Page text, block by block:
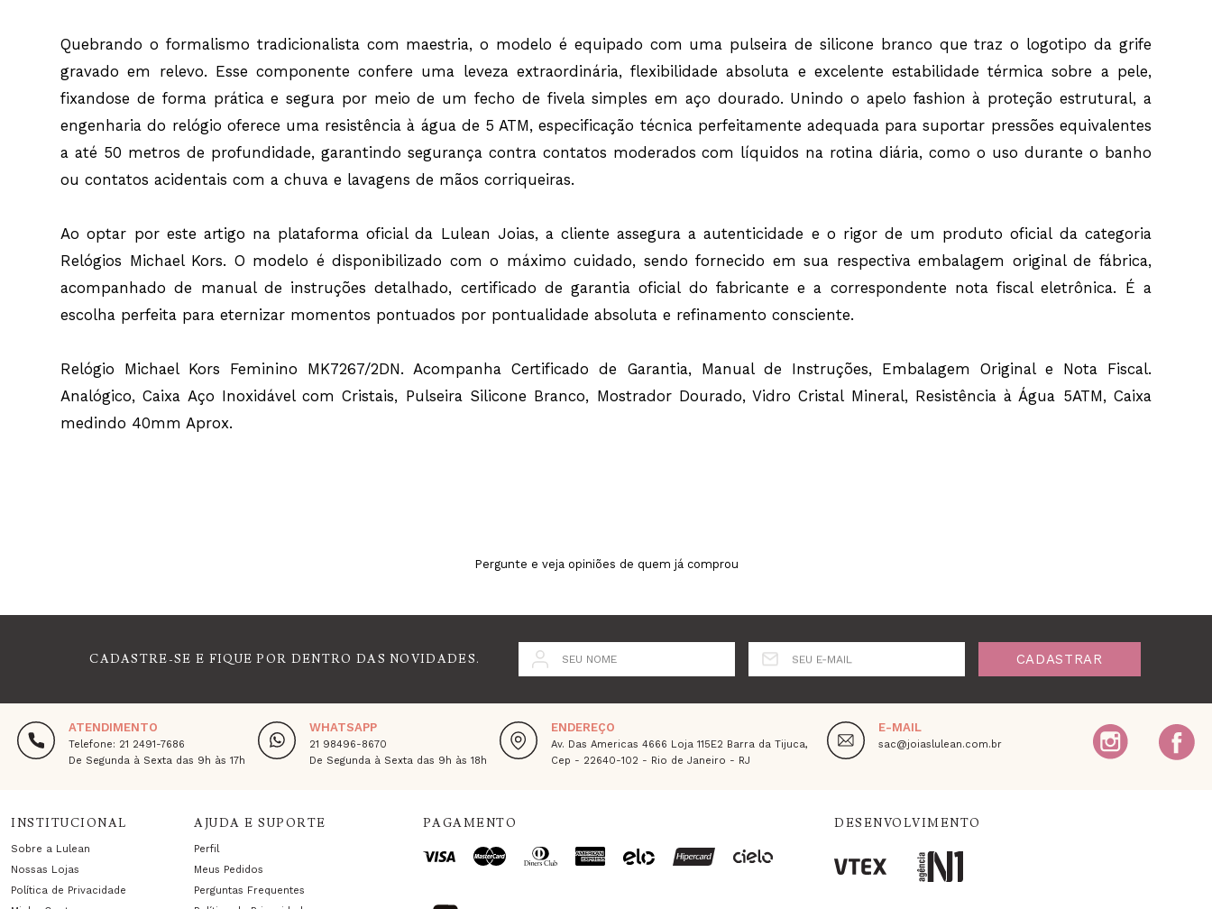
Quebrando o formalismo tradicionalista com maestria, o modelo é equipado com uma pulseira de silicone branco que traz o logotipo da grife
gravado em relevo. Esse componente confere uma leveza extraordinária, flexibilidade absoluta e excelente estabilidade térmica sobre a pele,
fixandose de forma prática e segura por meio de um fecho de fivela simples em aço dourado. Unindo o apelo fashion à proteção estrutural, a
engenharia do relógio oferece uma resistência à água de 5 ATM, especificação técnica perfeitamente adequada para suportar pressões equivalentes
a até 50 metros de profundidade, garantindo segurança contra contatos moderados com líquidos na rotina diária, como o uso durante o banho
ou contatos acidentais com a chuva e lavagens de mãos corriqueiras.
Ao optar por este artigo na plataforma oficial da Lulean Joias, a cliente assegura a autenticidade e o rigor de um produto oficial da categoria
Relógios Michael Kors. O modelo é disponibilizado com o máximo cuidado, sendo fornecido em sua respectiva embalagem original de fábrica,
acompanhado de manual de instruções detalhado, certificado de garantia oficial do fabricante e a correspondente nota fiscal eletrônica. É a
escolha perfeita para eternizar momentos pontuados por pontualidade absoluta e refinamento consciente.
Relógio Michael Kors Feminino MK7267/2DN. Acompanha Certificado de Garantia, Manual de Instruções, Embalagem Original e Nota Fiscal.
Analógico, Caixa Aço Inoxidável com Cristais, Pulseira Silicone Branco, Mostrador Dourado, Vidro Cristal Mineral, Resistência à Água 5ATM, Caixa
medindo 40mm Aprox.
Pergunte e veja opiniões de quem já comprou
CADASTRE-SE E FIQUE POR DENTRO DAS NOVIDADES. SEU NOME SEU E-MAIL CADASTRAR
ATENDIMENTO
Telefone: 21 2491-7686
De Segunda à Sexta das 9h às 17h
WHATSAPP
21 98496-8670
De Segunda à Sexta das 9h às 18h
ENDEREÇO
Av. Das Americas 4666 Loja 115E2 Barra da Tijuca,
Cep - 22640-102 - Rio de Janeiro - RJ
E-MAIL
sac@joiaslulean.com.br
INSTITUCIONAL
Sobre a Lulean
Nossas Lojas
Política de Privacidade
AJUDA E SUPORTE
Perfil
Meus Pedidos
Perguntas Frequentes
PAGAMENTO DESENVOLVIMENTO